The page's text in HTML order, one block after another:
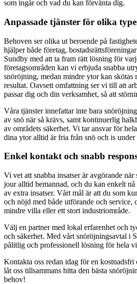
som ingår och vad du kan förvänta dig.
Anpassade tjänster för olika
Behoven ser olika ut beroende på
hjälper både företag,
Sundby med att ta fram rätt lösning för
företagsområden kan vi erbjuda snabba
snöröjning, medan mindre ytor kan skötas
resultat. Oavsett omfattning ser vi till att
passar dig och din verksamhet, så att
Våra tjänster innefattar inte bara
av snö när så krävs, samt kontinuerlig
av områdets säkerhet. Vi tar ansvar för
dina ytor alltid är fria från snö och is under
Enkel kontakt och snabb
Vi vet att snabba insatser är avgörande
jour alltid bemannad, och du kan enkelt
av extra insatser. Vårt mål är att du som
och nöjd med både utförande och service,
mindre villa eller ett stort industriområde.
Välj en partner med lokal erfarenhet och
och säkerhet. Med vårt snöröjningsavtal i
pålitlig och professionell lösning för hela
Kontakta oss redan idag för en
låt oss tillsammans hitta den bästa
behov!